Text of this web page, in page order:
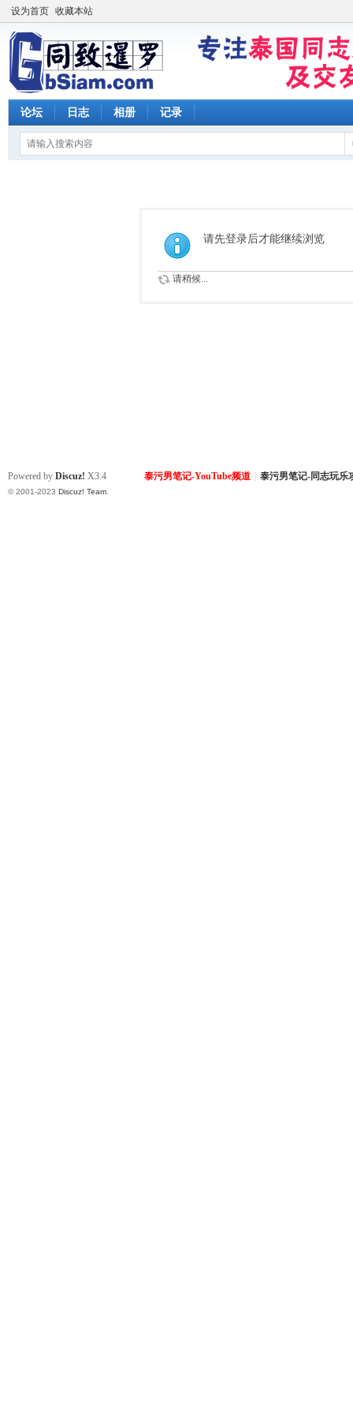
设为首页 收藏本站
论坛 日志 相册 记录
请先登录后才能继续浏览
请稍候...
泰污男笔记-YouTube频道 泰污男笔记-同志玩乐
Powered by Discuz! X3.4
© 2001-2023 Discuz! Team.